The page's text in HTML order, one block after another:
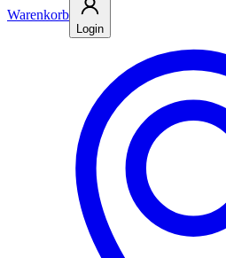
Warenkorb
Login